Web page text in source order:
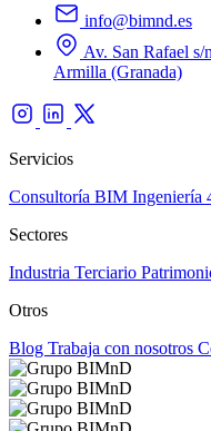
info@bimnd.es
Av. San Rafael
Armilla (Granada)
Servicios
Consultoría BIM Ingeniería
Sectores
Industria Terciario
Otros
Blog Trabaja con nosotros